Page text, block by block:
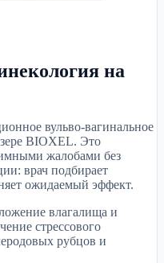
на
вульво-вагинальное
BIOXEL. Это
жалобами без
врач подбирает
ожидаемый эффект.
влагалища и
стрессового
рубцов и